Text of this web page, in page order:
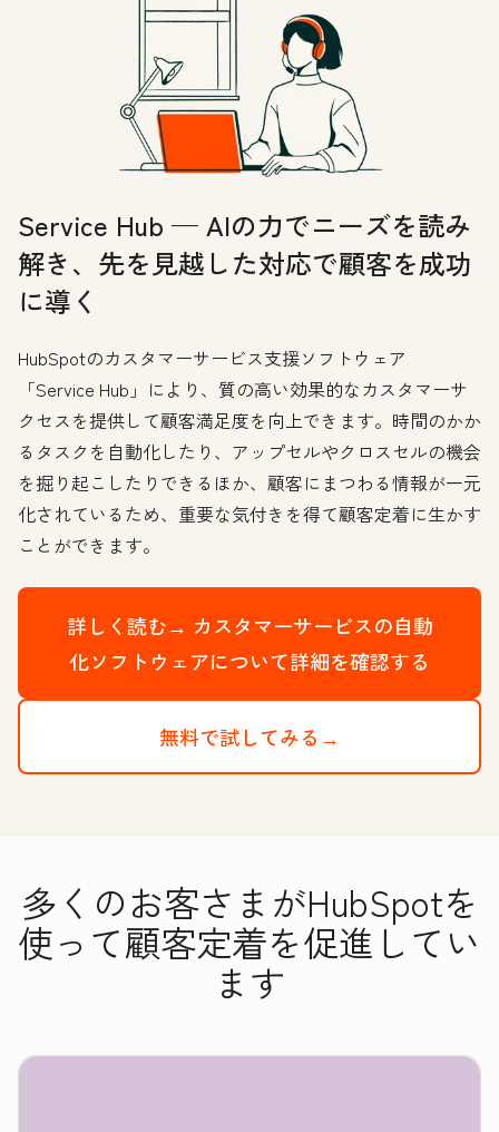
Service Hub — AIの力でニーズを読み
解き、先を見越した対応で顧客を成功
に導く
HubSpotのカスタマーサービス支援ソフトウェア
「Service Hub」により、質の高い効果的なカスタマーサ
クセスを提供して顧客満足度を向上できます。時間のかか
るタスクを自動化したり、アップセルやクロスセルの機会
を掘り起こしたりできるほか、顧客にまつわる情報が一元
化されているため、重要な気付きを得て顧客定着に生かす
ことができます。
詳しく読む→ カスタマーサービスの自動
化ソフトウェアについて詳細を確認する
無料で試してみる→
多くのお客さまがHubSpotを
使って顧客定着を促進してい
ます